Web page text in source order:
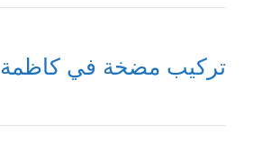
تركيب مضخة في كاظمة